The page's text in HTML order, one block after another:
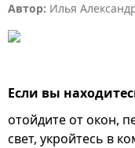
Автор: Илья
Если вы
отойдите от окон,
свет, укройтесь в